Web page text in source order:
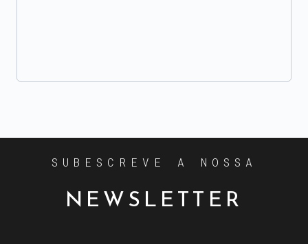
SUBESCREVE A NOSSA
NEWSLETTER